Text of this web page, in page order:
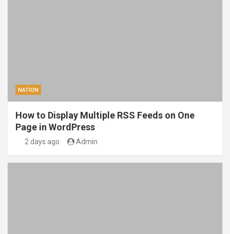
NATION
How to Display Multiple RSS Feeds on One
Page in WordPress
2 days ago Admin